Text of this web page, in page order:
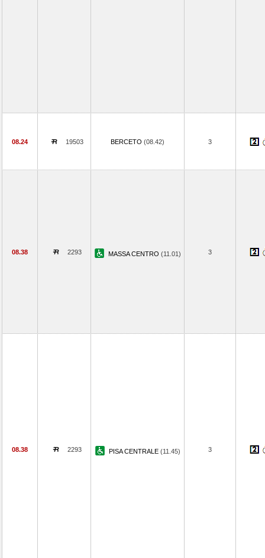
08.24 19503 BERCETO (08.42) 3
08.38 2293 MASSA CENTRO (11.01) 3
08.38 2293 PISA CENTRALE (11.45) 3